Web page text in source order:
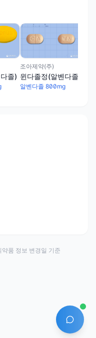
졸)
조아제약(주)
윈다졸정(알벤다졸)
알벤다졸 800mg
AI 에이
약품 정보 변경일 기준